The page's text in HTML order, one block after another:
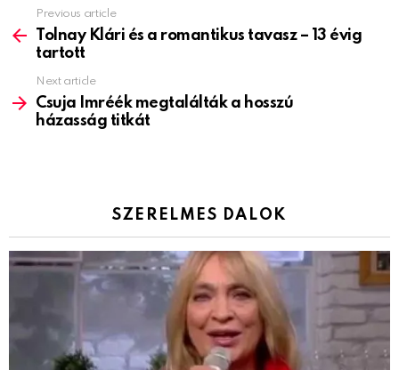
more
Previous article
Tolnay Klári és a romantikus tavasz – 13 évig
tartott
Next article
Csuja Imréék megtalálták a hosszú
házasság titkát
SZERELMES DALOK